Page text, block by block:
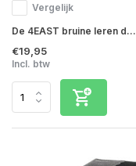
Vergelijk
De 4EAST bruine leren d...
€19,95
Incl. btw